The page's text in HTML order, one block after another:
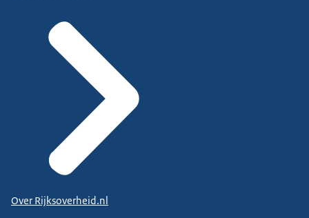
Over Rijksoverheid.nl